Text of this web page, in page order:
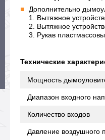
Дополнительно
1. Вытяжное
2. Вытяжное
3. Рукав
Технические
Мощность
Диапазон входного
Количество входов
Давление воздушного